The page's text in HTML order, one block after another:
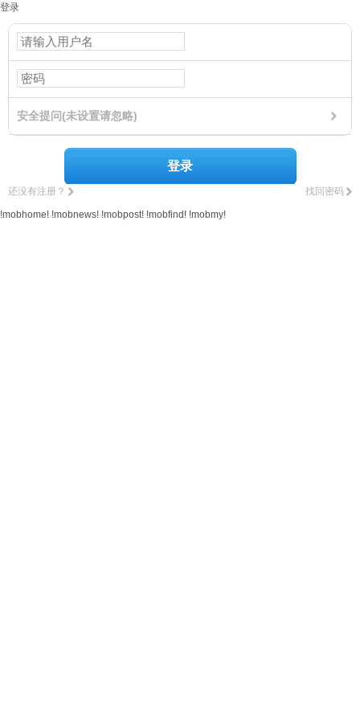
登录
安全提问(未设置请忽略)
登录
找回密码
还没有注册？
!mobhome! !mobnews! !mobpost! !mobfind! !mobmy!